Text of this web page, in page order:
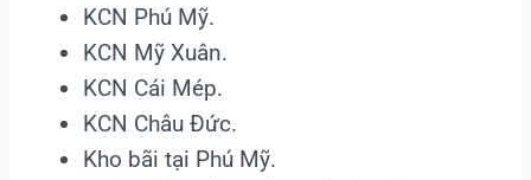
KCN Phú Mỹ.
KCN Mỹ Xuân.
KCN Cái Mép.
KCN Châu Đức.
Kho bãi tại Phú Mỹ.